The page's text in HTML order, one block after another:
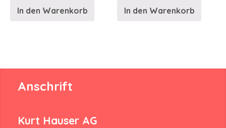
In den Warenkorb In den Warenkorb
Anschrift
Kurt Hauser AG